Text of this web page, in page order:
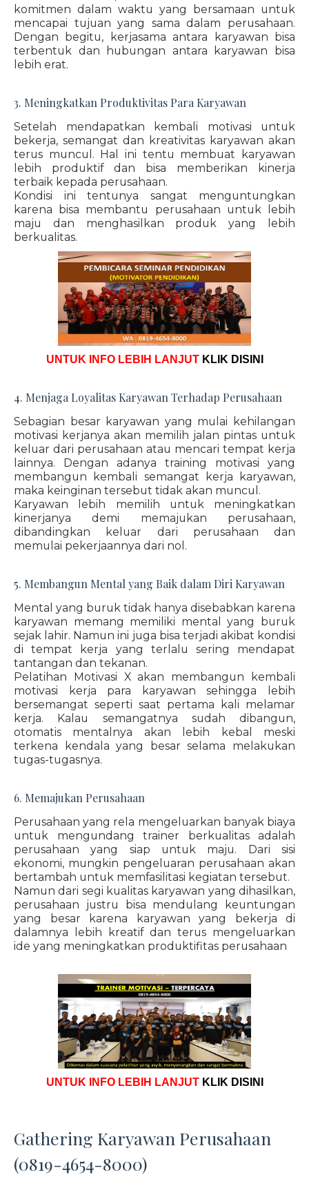
komitmen dalam waktu yang bersamaan untuk
mencapai tujuan yang sama dalam perusahaan.
Dengan begitu, kerjasama antara karyawan bisa
terbentuk dan hubungan antara karyawan bisa
lebih erat.
3. Meningkatkan Produktivitas Para Karyawan
Setelah mendapatkan kembali motivasi untuk
bekerja, semangat dan kreativitas karyawan akan
terus muncul. Hal ini tentu membuat karyawan
lebih produktif dan bisa memberikan kinerja
terbaik kepada perusahaan.
Kondisi ini tentunya sangat menguntungkan
karena bisa membantu perusahaan untuk lebih
maju dan menghasilkan produk yang lebih
berkualitas.
UNTUK INFO LEBIH LANJUT KLIK DISINI
4. Menjaga Loyalitas Karyawan Terhadap Perusahaan
Sebagian besar karyawan yang mulai kehilangan
motivasi kerjanya akan memilih jalan pintas untuk
keluar dari perusahaan atau mencari tempat kerja
lainnya. Dengan adanya training motivasi yang
membangun kembali semangat kerja karyawan,
maka keinginan tersebut tidak akan muncul.
Karyawan lebih memilih untuk meningkatkan
kinerjanya demi memajukan perusahaan,
dibandingkan keluar dari perusahaan dan
memulai pekerjaannya dari nol.
5. Membangun Mental yang Baik dalam Diri Karyawan
Mental yang buruk tidak hanya disebabkan karena
karyawan memang memiliki mental yang buruk
sejak lahir. Namun ini juga bisa terjadi akibat kondisi
di tempat kerja yang terlalu sering mendapat
tantangan dan tekanan.
Pelatihan Motivasi X akan membangun kembali
motivasi kerja para karyawan sehingga lebih
bersemangat seperti saat pertama kali melamar
kerja. Kalau semangatnya sudah dibangun,
otomatis mentalnya akan lebih kebal meski
terkena kendala yang besar selama melakukan
tugas-tugasnya.
6. Memajukan Perusahaan
Perusahaan yang rela mengeluarkan banyak biaya
untuk mengundang trainer berkualitas adalah
perusahaan yang siap untuk maju. Dari sisi
ekonomi, mungkin pengeluaran perusahaan akan
bertambah untuk memfasilitasi kegiatan tersebut.
Namun dari segi kualitas karyawan yang dihasilkan,
perusahaan justru bisa mendulang keuntungan
yang besar karena karyawan yang bekerja di
dalamnya lebih kreatif dan terus mengeluarkan
ide yang meningkatkan produktifitas perusahaan
UNTUK INFO LEBIH LANJUT KLIK DISINI
Gathering Karyawan Perusahaan
(0819-4654-8000)